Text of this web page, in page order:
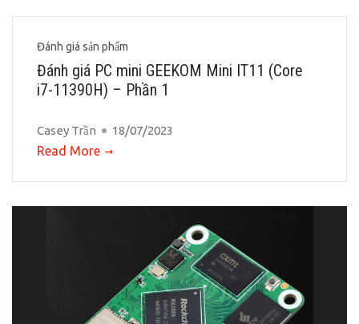
Đánh giá sản phẩm
Đánh giá PC mini GEEKOM Mini IT11 (Core
i7-11390H) – Phần 1
Casey Trần 18/07/2023
Read More